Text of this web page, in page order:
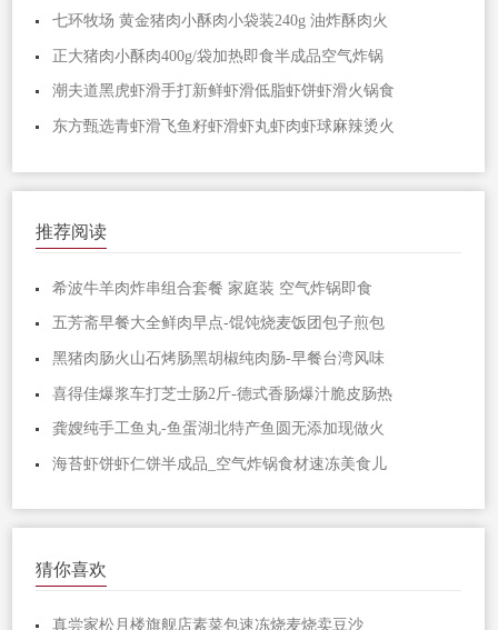
七环牧场 黄金猪肉小酥肉小袋装240g 油炸酥肉火
正大猪肉小酥肉400g/袋加热即食半成品空气炸锅
潮夫道黑虎虾滑手打新鲜虾滑低脂虾饼虾滑火锅食
东方甄选青虾滑飞鱼籽虾滑虾丸虾肉虾球麻辣烫火
推荐阅读
希波牛羊肉炸串组合套餐 家庭装 空气炸锅即食
五芳斋早餐大全鲜肉早点-馄饨烧麦饭团包子煎包
黑猪肉肠火山石烤肠黑胡椒纯肉肠-早餐台湾风味
喜得佳爆浆车打芝士肠2斤-德式香肠爆汁脆皮肠热
龚嫂纯手工鱼丸-鱼蛋湖北特产鱼圆无添加现做火
海苔虾饼虾仁饼半成品_空气炸锅食材速冻美食儿
猜你喜欢
真尝家松月楼旗舰店素菜包速冻烧麦烧卖豆沙